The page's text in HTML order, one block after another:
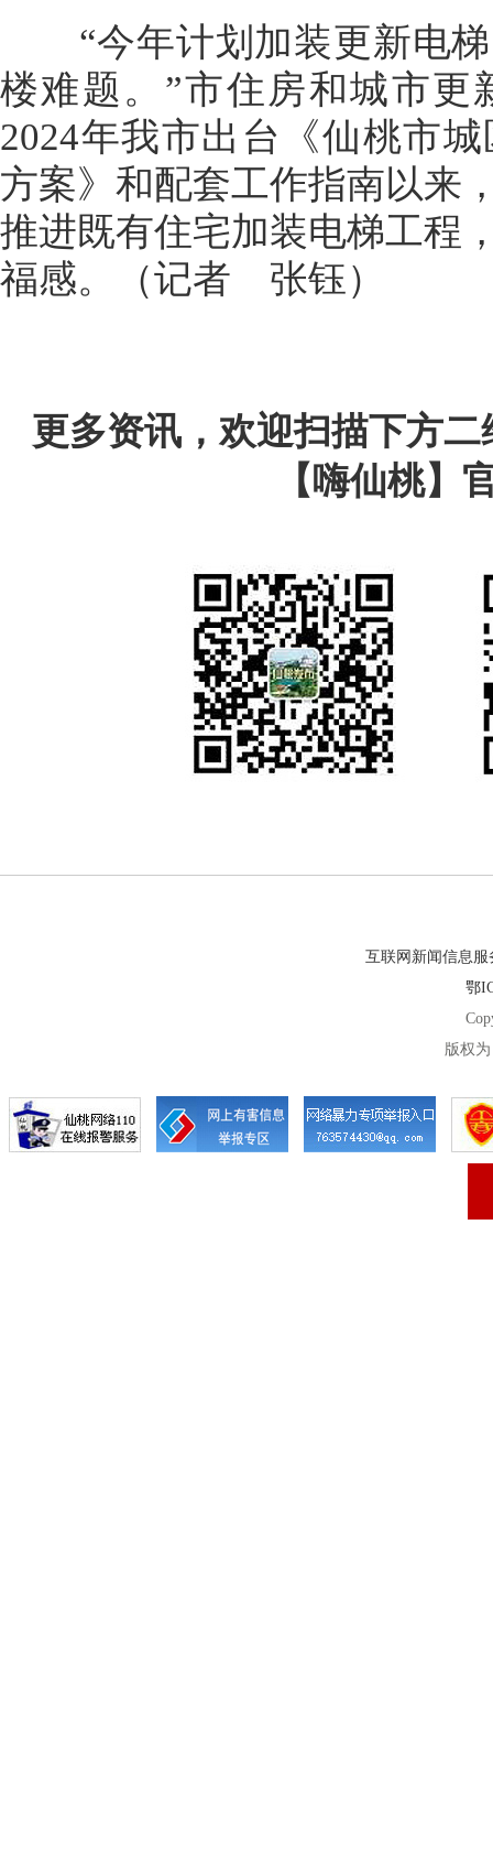
“今年计划加装更新电梯
楼难题。”市住房和城市更
2024年我市出台《仙桃市
方案》和配套工作指南以来
推进既有住宅加装电梯工程
福感。（记者 张钰）
更多资讯，欢迎扫描下方
【嗨仙桃】
互联网新闻信息服
鄂
版权